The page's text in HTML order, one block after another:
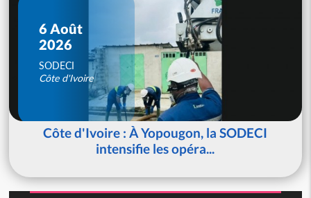
6 Août
2026
SODECI
Côte d'Ivoire
Côte d'Ivoire : À Yopougon, la SODECI
intensifie les opéra...